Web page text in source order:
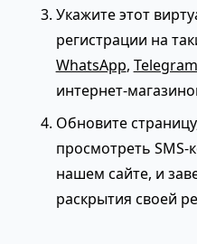
Укажите этот
регистрации на
WhatsApp, Telegram
интернет-
Обновите
просмотреть SMS-
нашем сайте, и
раскрытия своей